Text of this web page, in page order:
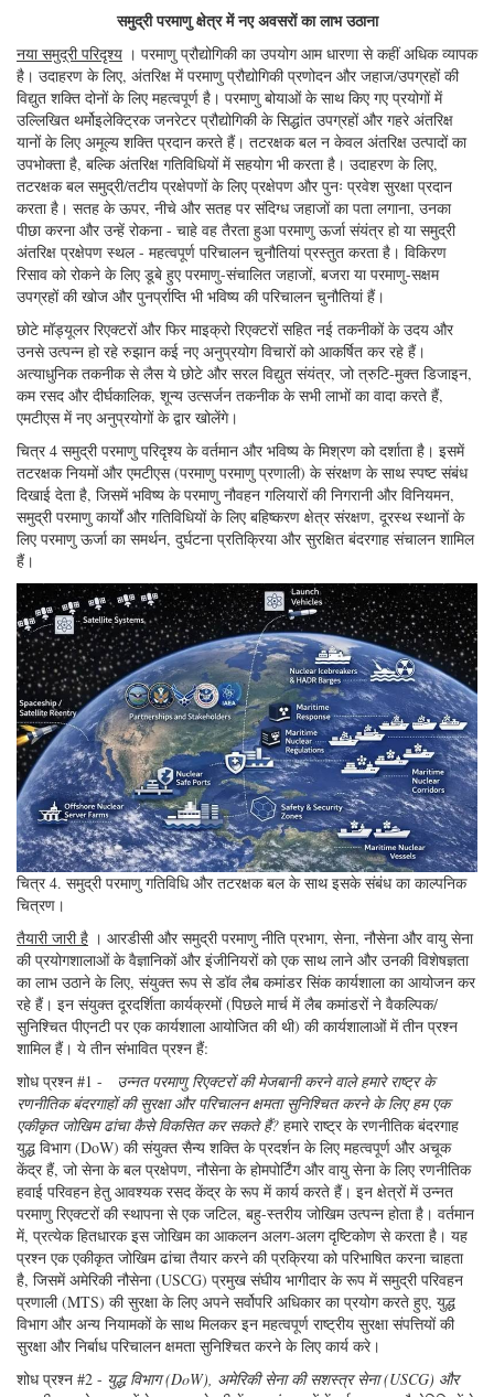
समुद्री परमाणु क्षेत्र में नए अवसरों का लाभ उठाना
नया समुद्री परिदृश्य । परमाणु प्रौद्योगिकी का उपयोग आम धारणा से कहीं अधिक व्यापक
है। उदाहरण के लिए, अंतरिक्ष में परमाणु प्रौद्योगिकी प्रणोदन और जहाज/उपग्रहों की
विद्युत शक्ति दोनों के लिए महत्वपूर्ण है। परमाणु बोयाओं के साथ किए गए प्रयोगों में
उल्लिखित थर्मोइलेक्ट्रिक जनरेटर प्रौद्योगिकी के सिद्धांत उपग्रहों और गहरे अंतरिक्ष
यानों के लिए अमूल्य शक्ति प्रदान करते हैं। तटरक्षक बल न केवल अंतरिक्ष उत्पादों का
उपभोक्ता है, बल्कि अंतरिक्ष गतिविधियों में सहयोग भी करता है। उदाहरण के लिए,
तटरक्षक बल समुद्री/तटीय प्रक्षेपणों के लिए प्रक्षेपण और पुनः प्रवेश सुरक्षा प्रदान
करता है। सतह के ऊपर, नीचे और सतह पर संदिग्ध जहाजों का पता लगाना, उनका
पीछा करना और उन्हें रोकना - चाहे वह तैरता हुआ परमाणु ऊर्जा संयंत्र हो या समुद्री
अंतरिक्ष प्रक्षेपण स्थल - महत्वपूर्ण परिचालन चुनौतियां प्रस्तुत करता है। विकिरण
रिसाव को रोकने के लिए डूबे हुए परमाणु-संचालित जहाजों, बजरा या परमाणु-सक्षम
उपग्रहों की खोज और पुनर्प्राप्ति भी भविष्य की परिचालन चुनौतियां हैं।
छोटे मॉड्यूलर रिएक्टरों और फिर माइक्रो रिएक्टरों सहित नई तकनीकों के उदय और
उनसे उत्पन्न हो रहे रुझान कई नए अनुप्रयोग विचारों को आकर्षित कर रहे हैं।
अत्याधुनिक तकनीक से लैस ये छोटे और सरल विद्युत संयंत्र, जो त्रुटि-मुक्त डिजाइन,
कम रसद और दीर्घकालिक, शून्य उत्सर्जन तकनीक के सभी लाभों का वादा करते हैं,
एमटीएस में नए अनुप्रयोगों के द्वार खोलेंगे।
चित्र 4 समुद्री परमाणु परिदृश्य के वर्तमान और भविष्य के मिश्रण को दर्शाता है। इसमें
तटरक्षक नियमों और एमटीएस (परमाणु परमाणु प्रणाली) के संरक्षण के साथ स्पष्ट संबंध
दिखाई देता है, जिसमें भविष्य के परमाणु नौवहन गलियारों की निगरानी और विनियमन,
समुद्री परमाणु कार्यों और गतिविधियों के लिए बहिष्करण क्षेत्र संरक्षण, दूरस्थ स्थानों के
लिए परमाणु ऊर्जा का समर्थन, दुर्घटना प्रतिक्रिया और सुरक्षित बंदरगाह संचालन शामिल
हैं।
चित्र 4. समुद्री परमाणु गतिविधि और तटरक्षक बल के साथ इसके संबंध का काल्पनिक
चित्रण।
तैयारी जारी है । आरडीसी और समुद्री परमाणु नीति प्रभाग, सेना, नौसेना और वायु सेना
की प्रयोगशालाओं के वैज्ञानिकों और इंजीनियरों को एक साथ लाने और उनकी विशेषज्ञता
का लाभ उठाने के लिए, संयुक्त रूप से डॉव लैब कमांडर सिंक कार्यशाला का आयोजन कर
रहे हैं। इन संयुक्त दूरदर्शिता कार्यक्रमों (पिछले मार्च में लैब कमांडरों ने वैकल्पिक/
सुनिश्चित पीएनटी पर एक कार्यशाला आयोजित की थी) की कार्यशालाओं में तीन प्रश्न
शामिल हैं। ये तीन संभावित प्रश्न हैं:
शोध प्रश्न #1 -
उन्नत परमाणु रिएक्टरों की मेजबानी करने वाले हमारे राष्ट्र के
रणनीतिक बंदरगाहों की सुरक्षा और परिचालन क्षमता सुनिश्चित करने के लिए हम एक
एकीकृत जोखिम ढांचा कैसे विकसित कर सकते हैं? हमारे राष्ट्र के रणनीतिक बंदरगाह
युद्ध विभाग (DoW) की संयुक्त सैन्य शक्ति के प्रदर्शन के लिए महत्वपूर्ण और अचूक
केंद्र हैं, जो सेना के बल प्रक्षेपण, नौसेना के होमपोर्टिंग और वायु सेना के लिए रणनीतिक
हवाई परिवहन हेतु आवश्यक रसद केंद्र के रूप में कार्य करते हैं। इन क्षेत्रों में उन्नत
परमाणु रिएक्टरों की स्थापना से एक जटिल, बहु-स्तरीय जोखिम उत्पन्न होता है। वर्तमान
में, प्रत्येक हितधारक इस जोखिम का आकलन अलग-अलग दृष्टिकोण से करता है। यह
प्रश्न एक एकीकृत जोखिम ढांचा तैयार करने की प्रक्रिया को परिभाषित करना चाहता
है, जिसमें अमेरिकी नौसेना (USCG) प्रमुख संघीय भागीदार के रूप में समुद्री परिवहन
प्रणाली (MTS) की सुरक्षा के लिए अपने सर्वोपरि अधिकार का प्रयोग करते हुए, युद्ध
विभाग और अन्य नियामकों के साथ मिलकर इन महत्वपूर्ण राष्ट्रीय सुरक्षा संपत्तियों की
सुरक्षा और निर्बाध परिचालन क्षमता सुनिश्चित करने के लिए कार्य करे।
शोध प्रश्न #2 - युद्ध विभाग (DoW), अमेरिकी सेना की सशस्त्र सेना (USCG) और